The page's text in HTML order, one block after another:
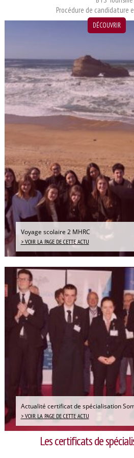
Le CDI
Fonctionnement du CDI
Maison des
Internat
L’association des
Aides financières
La visite
Voyages
Mobilité /
Nos projets à
Entreprise
Taxe
Stages /
Paroles
Contact
Procédure de candidature
DÉCOUVRIR
Voyage scolaire 2 MHRC
> VOIR LA PAGE DE CETTE ACTU
Actualité certificat de spécialisation
> VOIR LA PAGE DE CETTE ACTU
Les certificats de